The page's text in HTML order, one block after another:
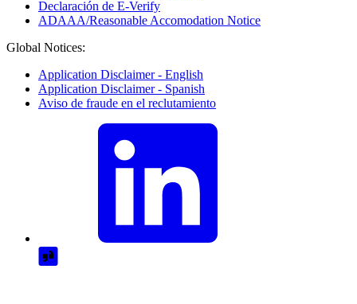
Declaración de E-Verify
ADAAA/Reasonable Accomodation Notice
Global Notices:
Application Disclaimer - English
Application Disclaimer - Spanish
Aviso de fraude en el reclutamiento